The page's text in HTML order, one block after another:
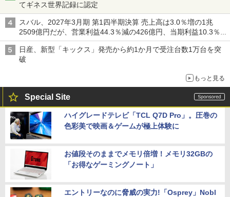
てギネス世界記録に認定
スバル、2027年3月期 第1四半期決算 売上高は3.0％増の1兆
2509億円だが、営業利益44.3％減の426億円、当期利益10.3％減
の492億円で増収減益
日産、新型「キックス」発売から約1か月で受注台数1万台を突
破
もっと見る
Special Site
ハイグレードテレビ「TCL Q7D Pro」。圧巻の
色彩美で映画＆ゲームが極上体験に
お値段そのままでメモリ倍増！メモリ32GBの
「お得なゲーミングノート」
エントリーなのに脅威の実力!「Osprey」Nobl